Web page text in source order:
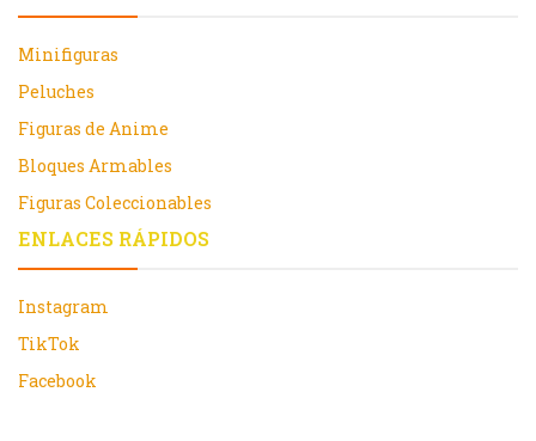
Minifiguras
Peluches
Figuras de Anime
Bloques Armables
Figuras Coleccionables
ENLACES RÁPIDOS
Instagram
TikTok
Facebook